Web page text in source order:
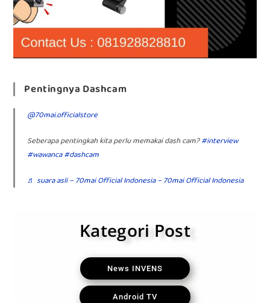
Pentingnya Dashcam
@70mai.officialstore
Seberapa pentingkah kita perlu memakai dash cam?#interview
#wawanca#dashcam
♬ suara asli – 70mai Official Indonesia – 70mai Official Indonesia
Kategori Post
News INVENS
Android TV